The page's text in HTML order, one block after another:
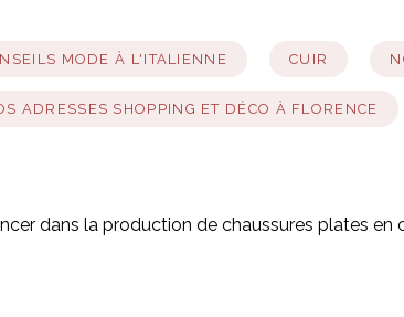
MODE À L'ITALIENNE CUIR
ADRESSES SHOPPING ET DÉCO À FLORENCE
dans la production de chaussures plates